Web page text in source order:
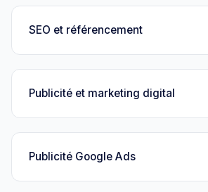
SEO et référencement
Publicité et marketing digital
Publicité Google Ads